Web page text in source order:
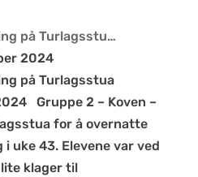
på Turlagsstu…
2024
på Turlagsstua
Gruppe 2 – Koven –
for å overnatte
uke 43. Elevene var ved
klager til